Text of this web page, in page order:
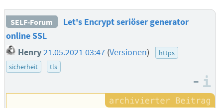
SELF-Forum
Let's Encrypt seriöser generator
online SSL
Henry 21.05.2021 03:47 (Versionen)
https
sicherheit
tls
–